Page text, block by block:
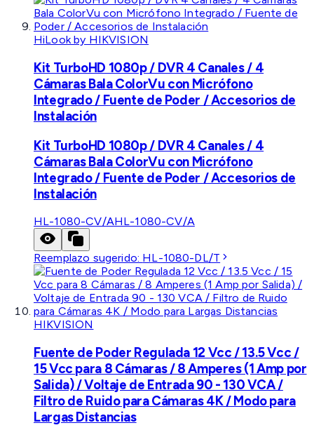
HiLook by HIKVISION
Kit TurboHD 1080p / DVR 4 Canales / 4
Cámaras Bala ColorVu con Micrófono
Integrado / Fuente de Poder / Accesorios de
Instalación
Kit TurboHD 1080p / DVR 4 Canales / 4
Cámaras Bala ColorVu con Micrófono
Integrado / Fuente de Poder / Accesorios de
Instalación
HL-1080-CV/AHL-1080-CV/A
Reemplazo sugerido: HL-1080-DL/T
HIKVISION
Fuente de Poder Regulada 12 Vcc / 13.5 Vcc /
15 Vcc para 8 Cámaras / 8 Amperes (1 Amp por
Salida) / Voltaje de Entrada 90 - 130 VCA /
Filtro de Ruido para Cámaras 4K / Modo para
Largas Distancias